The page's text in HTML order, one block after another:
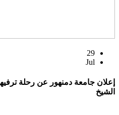
29
Jul
إعلان جامعة دمنهور عن رحلة
الشيخ